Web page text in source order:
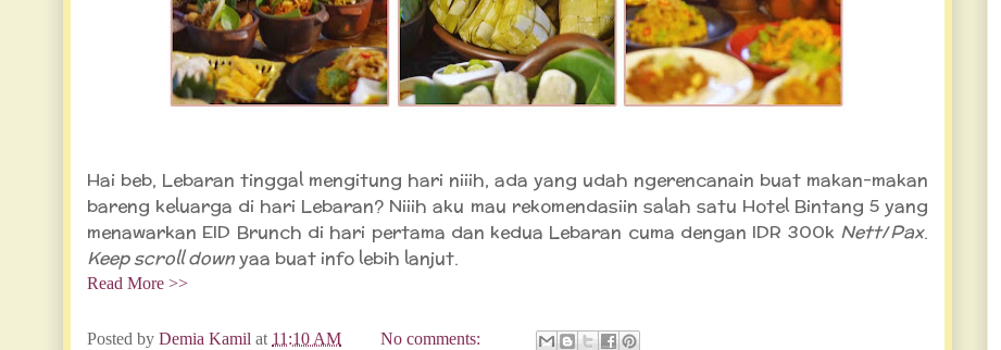
Hai beb, Lebaran tinggal mengitung hari niiih, ada yang udah ngerencanain buat makan-makan
bareng keluarga di hari Lebaran? Niiih aku mau rekomendasiin salah satu Hotel Bintang 5 yang
menawarkan EID Brunch di hari pertama dan kedua Lebaran cuma dengan IDR 300k Nett/Pax.
Keep scroll downyaa buat info lebih lanjut.
Read More >>
Posted by Demia Kamil at 11:10 AM
No comments: